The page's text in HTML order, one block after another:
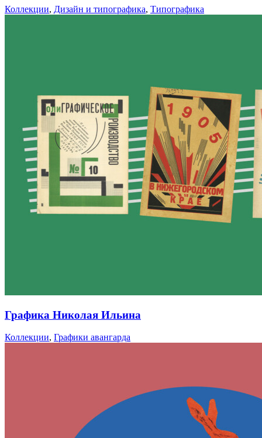
Коллекции, Дизайн и типографика, Типографика
Графика Николая Ильина
Коллекции, Графики авангарда